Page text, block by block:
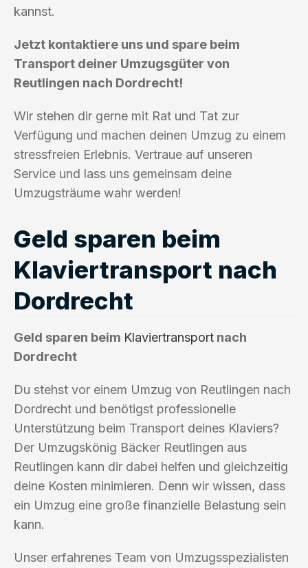
kannst.
Jetzt kontaktiere uns und spare beim
Transport deiner Umzugsgüter von
Reutlingen nach Dordrecht!
Wir stehen dir gerne mit Rat und Tat zur
Verfügung und machen deinen Umzug zu einem
stressfreien Erlebnis. Vertraue auf unseren
Service und lass uns gemeinsam deine
Umzugsträume wahr werden!
Geld sparen beim
Klaviertransport nach
Dordrecht
Geld sparen beim Klaviertransport nach
Dordrecht
Du stehst vor einem Umzug von Reutlingen nach
Dordrecht und benötigst professionelle
Unterstützung beim Transport deines Klaviers?
Der Umzugskönig Bäcker Reutlingen aus
Reutlingen kann dir dabei helfen und gleichzeitig
deine Kosten minimieren. Denn wir wissen, dass
ein Umzug eine große finanzielle Belastung sein
kann.
Unser erfahrenes Team von Umzugsspezialisten